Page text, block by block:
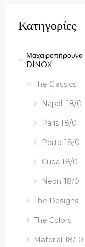
Κατηγορίες
Μαχαιροπήρουνα
DINOX
The Classics
Napoli 18/0
Paris 18/0
Porto 18/0
Cuba 18/0
Neon 18/0
The Designs
The Colors
Material 18/10